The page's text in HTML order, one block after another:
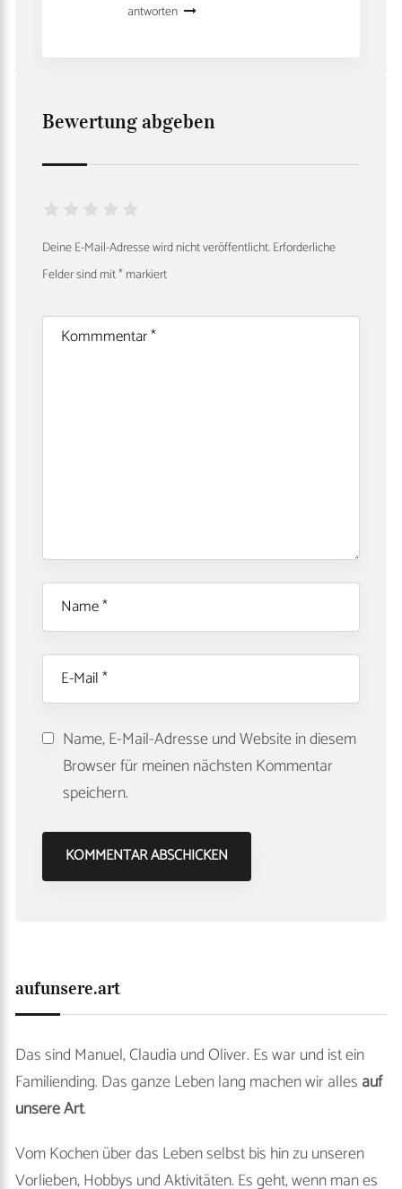
antworten
Bewertung abgeben
Deine E-Mail-Adresse wird nicht veröffentlicht.Erforderliche
Felder sind mit*markiert
Name, E-Mail-Adresse und Website in diesem
Browser für meinen nächsten Kommentar
speichern.
aufunsere.art
Das sind Manuel, Claudia und Oliver. Es war und ist ein
Familiending. Das ganze Leben lang machen wir alles auf
unsere Art.
Vom Kochen über das Leben selbst bis hin zu unseren
Vorlieben, Hobbys und Aktivitäten. Es geht, wenn man es